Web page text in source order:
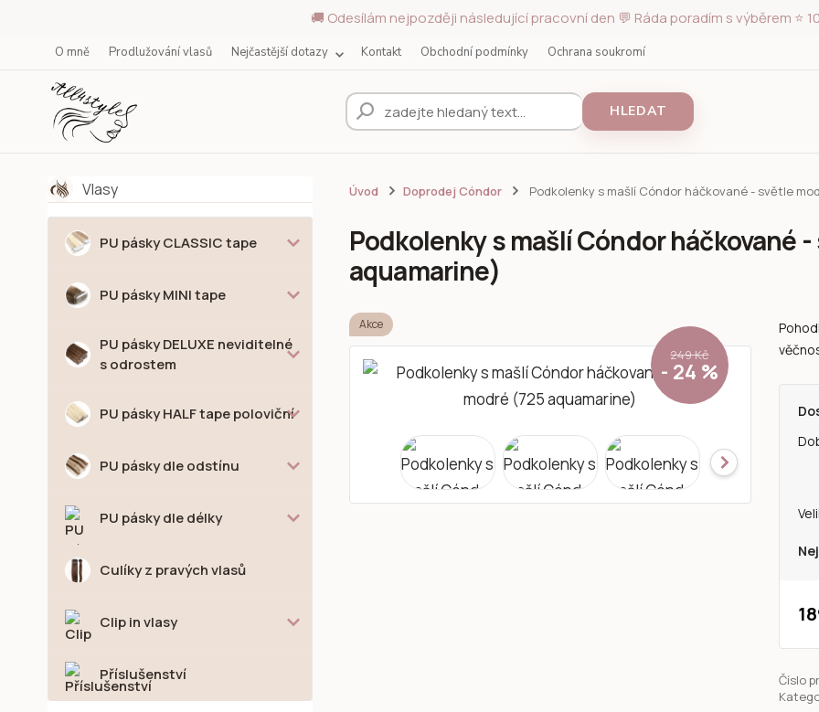
🚚 Odesílám nejpozději následující pracovní den 💬 Ráda poradím s výběrem ⭐
O mně Prodlužování vlasů Nejčastější dotazy Kontakt Obchodní podmínky Ochrana soukromí
HLEDAT
Vlasy
PU pásky CLASSIC tape
PU pásky MINI tape
PU pásky DELUXE neviditelné
s odrostem
PU pásky HALF tape poloviční
PU pásky dle odstínu
PU pásky dle délky
Culíky z pravých vlasů
Clip in vlasy
Příslušenství
Úvod Doprodej Cóndor Podkolenky s mašlí Cóndor háčkované - světle
Podkolenky s mašlí Cóndor háčkované
aquamarine)
Akce
249 Kč
- 24 %
Číslo